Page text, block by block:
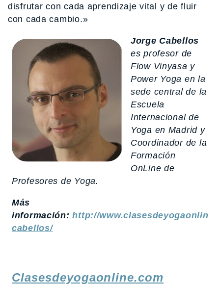
disfrutar con cada aprendizaje vital y de fluir
con cada cambio.»
Jorge Cabellos
es profesor de
Flow Vinyasa y
Power Yoga en la
sede central de la
Escuela
Internacional de
Yoga en Madrid y
Coordinador de la
Formación
OnLine de
Profesores de Yoga.
Más
información:http://
cabellos/
Clasesdeyogaonline.com